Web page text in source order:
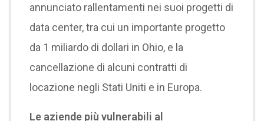
annunciato rallentamenti nei suoi progetti di
data center, tra cui un importante progetto
da 1 miliardo di dollari in Ohio, e la
cancellazione di alcuni contratti di
locazione negli Stati Uniti e in Europa.
Le aziende più vulnerabili al